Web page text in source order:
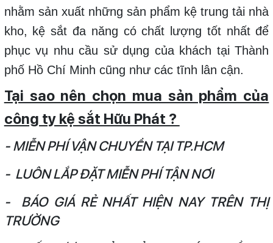
nhằm sản xuất những sản phẩm kệ trung tải nhà
kho, kệ sắt đa năng có chất lượng tốt nhất để
phục vụ nhu cầu sử dụng của khách tại Thành
phố Hồ Chí Minh cũng như các tĩnh lân cận.
Tại sao nên chọn mua sản phẩm của
công ty kệ sắt Hữu Phát ?
- MIỄN PHÍ VẬN CHUYỂN TẠI TP.HCM
- LUÔN LẮP ĐẶT MIỄN PHÍ TẬN NƠI
- BÁO GIÁ RẺ NHẤT HIỆN NAY TRÊN THỊ
TRƯỜNG